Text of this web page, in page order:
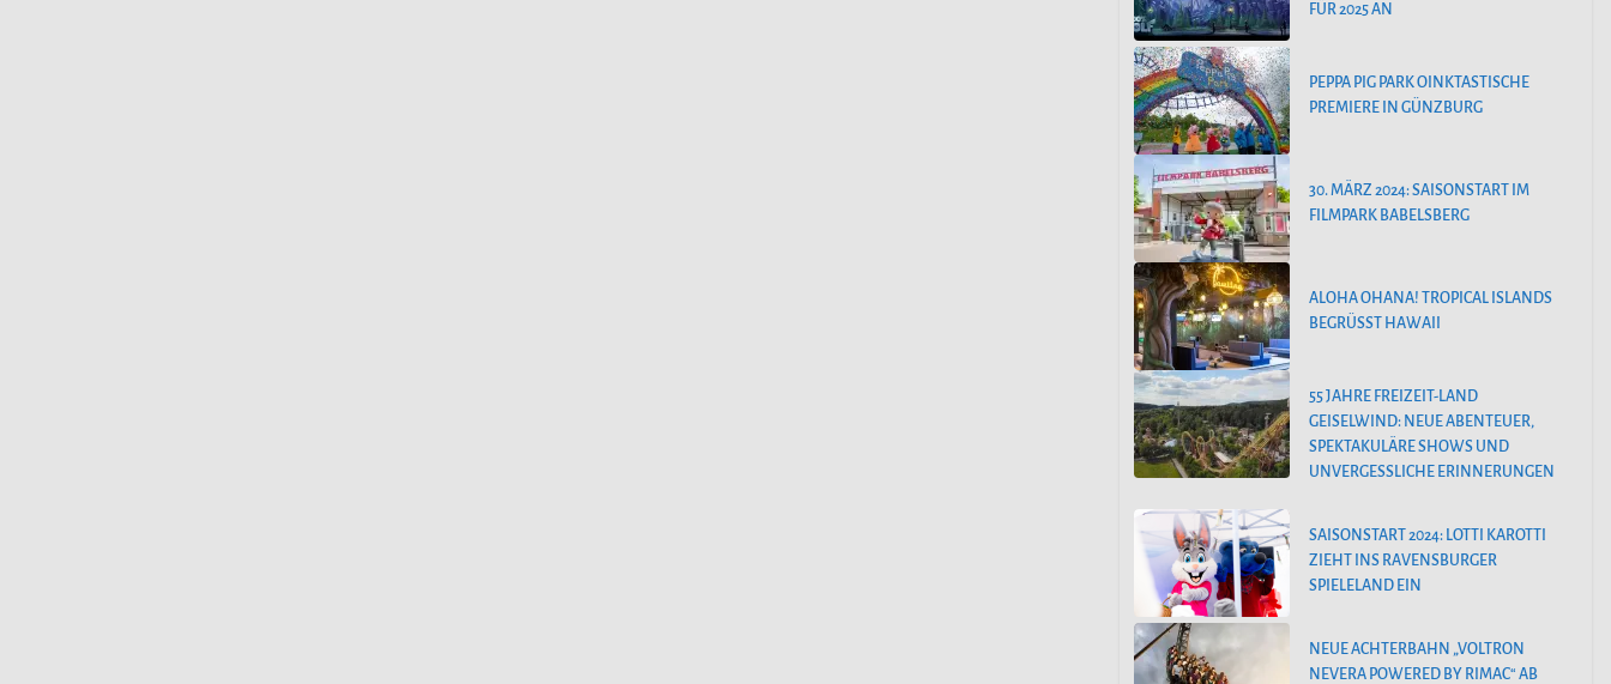
ÜR 2025 AN
PEPPA PIG PARK OINKTASTISCHE
PREMIERE IN GÜNZBURG
30. MÄRZ 2024: SAISONSTART IM
FILMPARK BABELSBERG
ALOHA OHANA! TROPICAL ISLANDS
BEGRÜSST HAWAII
55 JAHRE FREIZEIT-LAND
GEISELWIND: NEUE ABENTEUER,
SPEKTAKULÄRE SHOWS UND
UNVERGESSLICHE ERINNERUNGEN
SAISONSTART 2024: LOTTI KAROTTI
ZIEHT INS RAVENSBURGER
SPIELELAND EIN
NEUE ACHTERBAHN „VOLTRON
NEVERA POWERED BY RIMAC“ AB